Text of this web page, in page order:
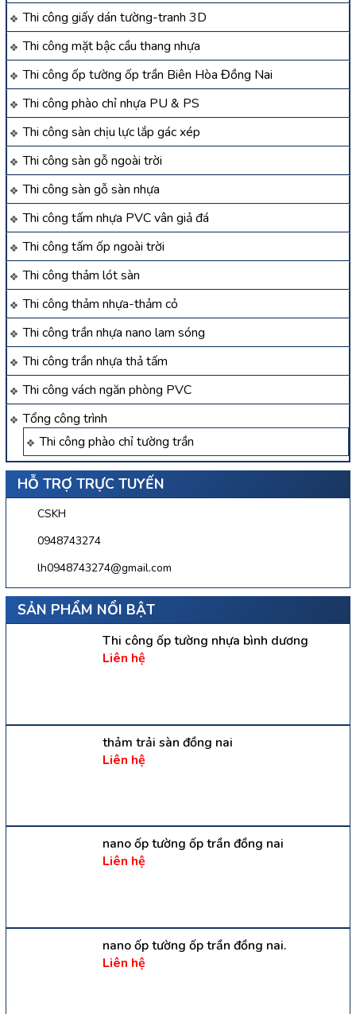
Thi công giấy dán tường-tranh 3D
Thi công mặt bậc cầu thang nhựa
Thi công ốp tường ốp trần Biên Hòa Đồng Nai
Thi công phào chỉ nhựa PU & PS
Thi công sàn chịu lực lắp gác xép
Thi công sàn gỗ ngoài trời
Thi công sàn gỗ sàn nhựa
Thi công tấm nhựa PVC vân giả đá
Thi công tấm ốp ngoài trời
Thi công thảm lót sàn
Thi công thảm nhựa-thảm cỏ
Thi công trần nhựa nano lam sóng
Thi công trần nhựa thả tấm
Thi công vách ngăn phòng PVC
Tổng công trình
Thi công phào chỉ tường trần
HỖ TRỢ TRỰC TUYẾN
CSKH
0948743274
lh0948743274@gmail.com
SẢN PHẨM NỔI BẬT
Thi công ốp tường nhựa bình dương
Liên hệ
thảm trải sàn đồng nai
Liên hệ
nano ốp tường ốp trần đồng nai
Liên hệ
nano ốp tường ốp trần đồng nai.
Liên hệ